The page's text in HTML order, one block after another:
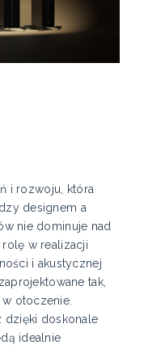
i rozwoju, która
designem a
nie dominuje nad
w realizacji
i akustycznej
tak,
otoczenie.
dzięki doskonale
idealnie